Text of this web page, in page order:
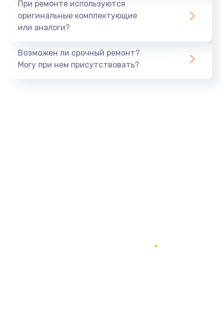
При ремонте используются
оригинальные комплектующие
или аналоги?
Возможен ли срочный ремонт?
Могу при нем присутствовать?